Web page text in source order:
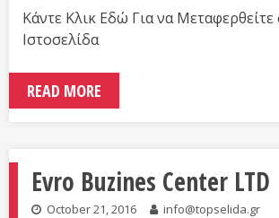
Κάντε Κλικ Εδώ Για να Μεταφερθείτε
Ιστοσελίδα
READ MORE
Evro Buzines Center LTD
October 21, 2016 info@topselida.gr